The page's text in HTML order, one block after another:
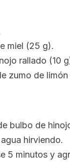
miel (25 g).
rallado (10
zumo de
bulbo de
hirviendo.
5 minutos y